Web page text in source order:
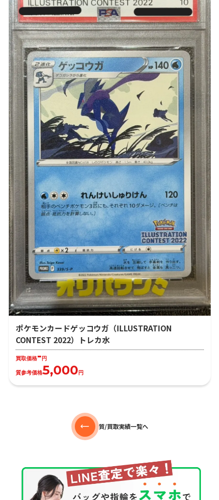
ポケモンカードゲッコウガ（ILLUSTRATION
CONTEST 2022）トレカ水
買取価格- 円
質参考価格5,000 円
質/買取実績一覧へ